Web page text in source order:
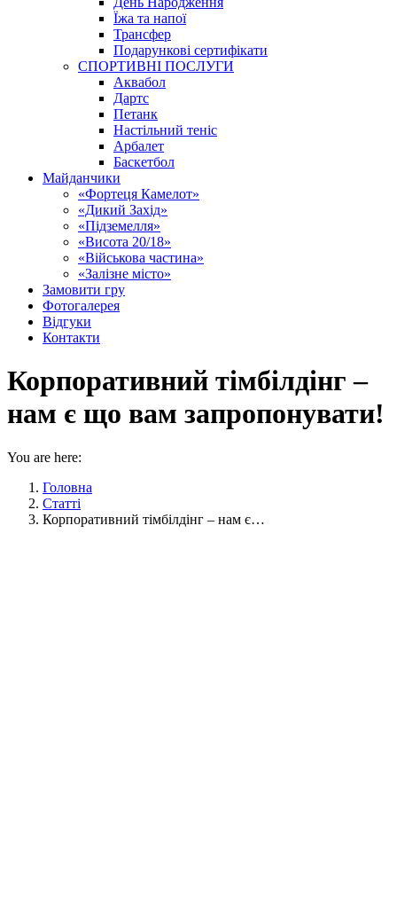
Їжа та напої
Трансфер
Подарункові сертифікати
СПОРТИВНІ ПОСЛУГИ
Аквабол
Дартс
Петанк
Настільний теніс
Арбалет
Баскетбол
Майданчики
«Фортеця Камелот»
«Дикий Захід»
«Підземелля»
«Висота 20/18»
«Військова частина»
«Залізне місто»
Замовити гру
Фотогалерея
Відгуки
Контакти
Корпоративний тімбілдінг –
нам є що вам запропонувати!
You are here:
Головна
Статті
Корпоративний тімбілдінг – нам є…